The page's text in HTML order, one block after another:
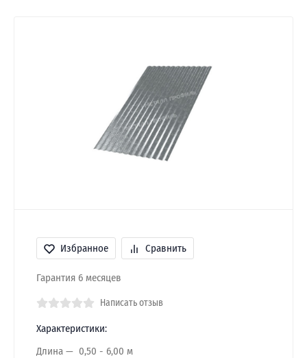
Избранное Сравнить
Гарантия 6 месяцев
Написать отзыв
Характеристики:
Длина
0,50 - 6,00 м